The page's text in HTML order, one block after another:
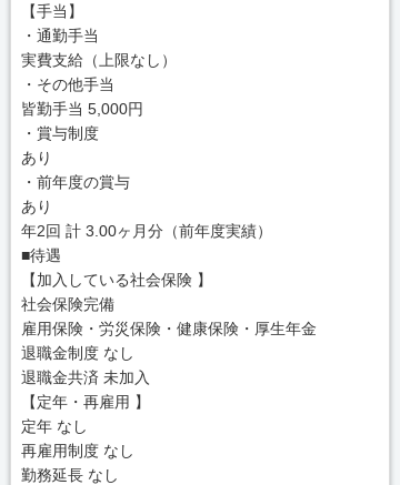
【手当】
・通勤手当
実費支給（上限なし）
・その他手当
皆勤手当 5,000円
・賞与制度
あり
・前年度の賞与
あり
年2回 計 3.00ヶ月分（前年度実績）
■待遇
【加入している社会保険 】
社会保険完備
雇用保険・労災保険・健康保険・厚生年金
退職金制度 なし
退職金共済 未加入
【定年・再雇用 】
定年 なし
再雇用制度 なし
勤務延長 なし